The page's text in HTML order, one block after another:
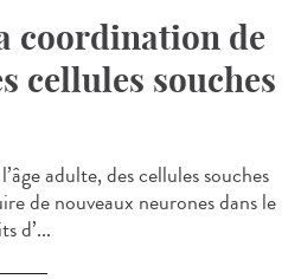
coordination de
cellules souches
adulte, des cellules souches
de nouveaux neurones dans le
d’...